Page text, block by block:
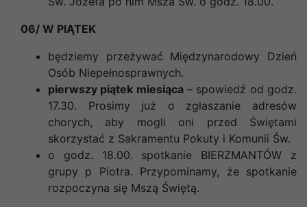
06/ W PIĄTEK
będziemy przeżywać Międzynarodowy Dzień
Osób Niepełnosprawnych.
pierwszy piątek miesiąca– spowiedź od godz.
17.30. Prosimy już o zgłaszanie adresów
chorych, aby mogli oni przed Świętami
skorzystać z Sakramentu Pokuty i Komunii Św.
o godz. 18.00. spotkanie BIERZMANTÓW z
grupy p Piotra. Przypominamy, że spotkanie
rozpoczyna się Mszą Świętą.